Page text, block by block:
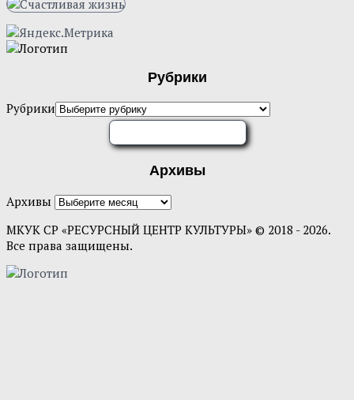
Рубрики
Рубрики
Архивы
Архивы
МКУК СР «РЕСУРСНЫЙ ЦЕНТР КУЛЬТУРЫ» © 2018 - 2026.
Все права защищены.